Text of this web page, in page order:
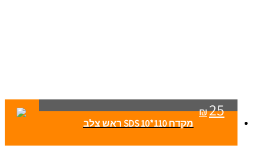
₪25
מקדח SDS 10*110 ראש צלב